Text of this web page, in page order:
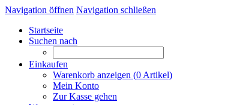
Navigation öffnen Navigation schließen
Startseite
Suchen nach
Einkaufen
Warenkorb anzeigen (0 Artikel)
Mein Konto
Zur Kasse gehen